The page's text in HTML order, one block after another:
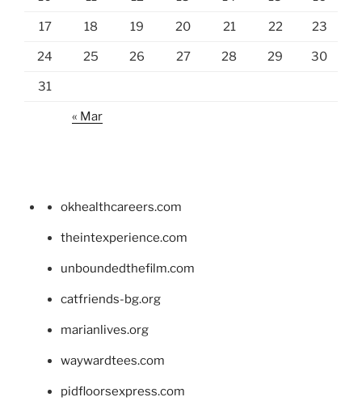
17 18 19 20 21 22 23
24 25 26 27 28 29 30
31
« Mar
okhealthcareers.com
theintexperience.com
unboundedthefilm.com
catfriends-bg.org
marianlives.org
waywardtees.com
pidfloorsexpress.com